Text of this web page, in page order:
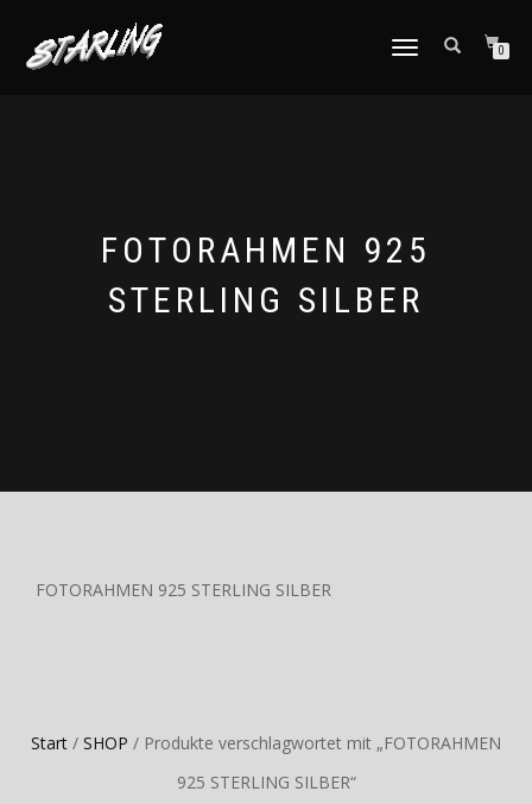
TOGGLE
0
FOTORAHMEN 925
STERLING SILBER
FOTORAHMEN 925 STERLING SILBER
Start / SHOP / Produkte verschlagwortet mit „FOTORAHMEN
925 STERLING SILBER“